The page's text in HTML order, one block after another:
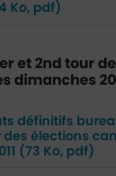
Ko, pdf)
et 2nd tour
dimanches 20
définitifs
des élections
(73 Ko, pdf)